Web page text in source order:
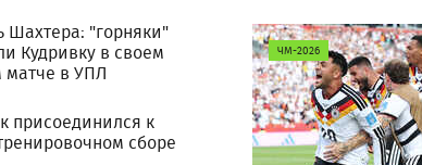
Шахтера: "горняки"
Кудривку в своем
матче в УПЛ
присоединился к
сборе
ЧМ-2026